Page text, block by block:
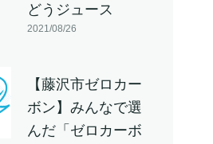
どうジュース
2021/08/26
【藤沢市ゼロカー
ボン】みんなで選
んだ「ゼロカーボ